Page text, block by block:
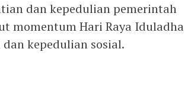
dan kepedulian pemerintah
momentum Hari Raya Iduladha
kepedulian sosial.